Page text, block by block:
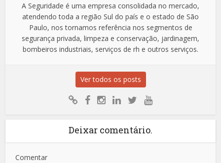
A Seguridade é uma empresa consolidada no mercado,
atendendo toda a região Sul do país e o estado de São
Paulo, nos tornamos referência nos segmentos de
segurança privada, limpeza e conservação, jardinagem,
bombeiros industriais, serviços de rh e outros serviços.
Ver todos os posts
Deixar comentário.
Comentar